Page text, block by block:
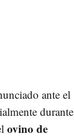
ante el
durante
ovino de